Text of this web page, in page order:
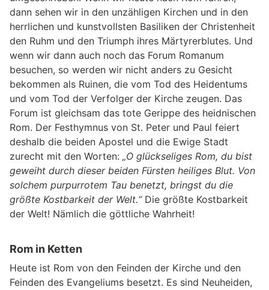
dann sehen wir in den unzähligen Kirchen und in den
herrlichen und kunstvollsten Basiliken der Christenheit
den Ruhm und den Triumph ihres Märtyrerblutes. Und
wenn wir dann auch noch das Forum Romanum
besuchen, so werden wir nicht anders zu Gesicht
bekommen als Ruinen, die vom Tod des Heidentums
und vom Tod der Verfolger der Kirche zeugen. Das
Forum ist gleichsam das tote Gerippe des heidnischen
Rom. Der Festhymnus von St. Peter und Paul feiert
deshalb die beiden Apostel und die Ewige Stadt
zurecht mit den Worten: „O glückseliges Rom, du bist
geweiht durch dieser beiden Fürsten heiliges Blut. Von
solchem purpurrotem Tau benetzt, bringst du die
größte Kostbarkeit der Welt.“Die größte Kostbarkeit
der Welt! Nämlich die göttliche Wahrheit!
Rom in Ketten
Heute ist Rom von den Feinden der Kirche und den
Feinden des Evangeliums besetzt. Es sind Neuheiden,